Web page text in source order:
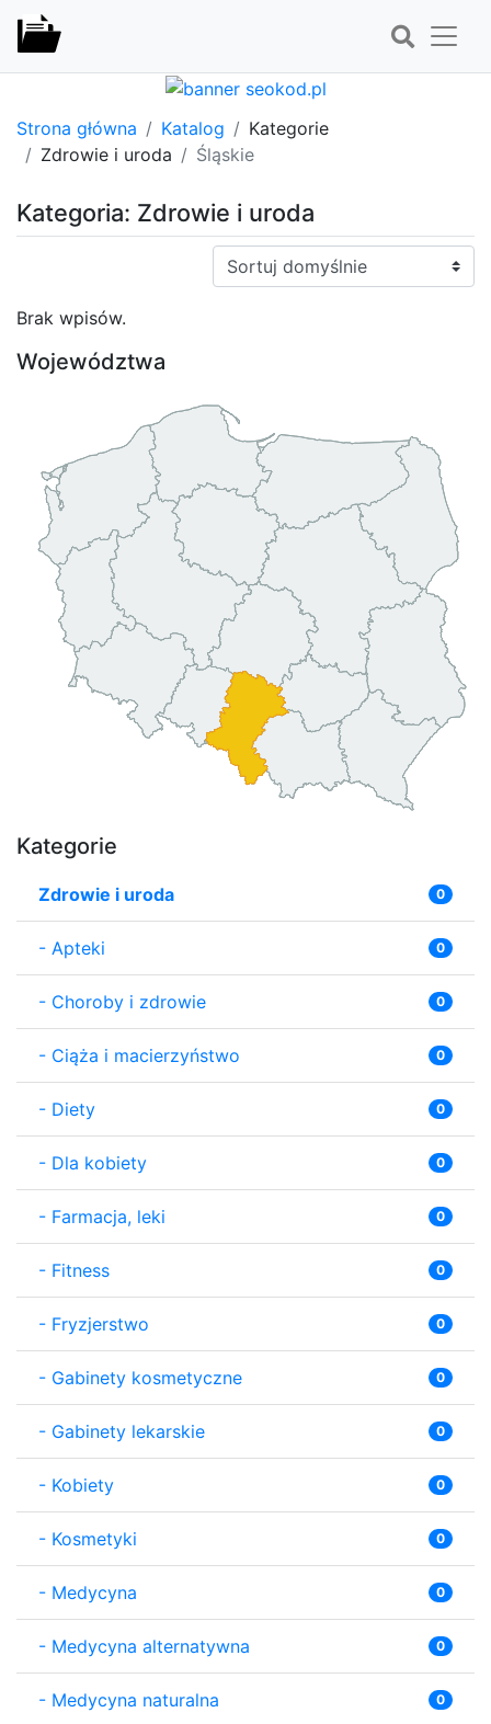
Strona główna Katalog
Kategorie
Zdrowie i uroda
Śląskie
Kategoria: Zdrowie i uroda
Sortuj:
Brak wpisów.
Województwa
Kategorie
Zdrowie i uroda 0
- Apteki 0
- Choroby i zdrowie 0
- Ciąża i macierzyństwo 0
- Diety 0
- Dla kobiety 0
- Farmacja, leki 0
- Fitness 0
- Fryzjerstwo 0
- Gabinety kosmetyczne 0
- Gabinety lekarskie 0
- Kobiety 0
- Kosmetyki 0
- Medycyna 0
- Medycyna alternatywna 0
- Medycyna naturalna 0